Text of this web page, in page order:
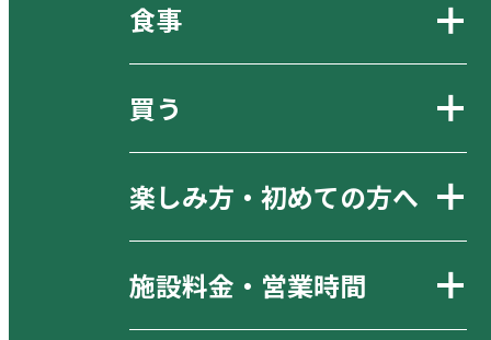
食事
買う
楽しみ方・初めての方へ
施設料金・営業時間